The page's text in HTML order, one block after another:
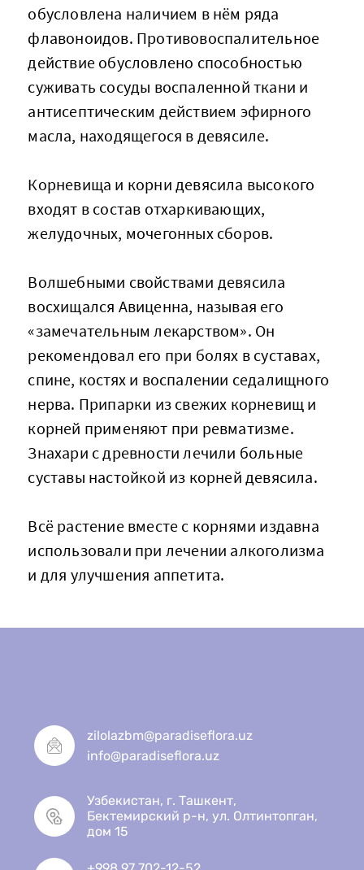
обусловлена наличием в нём ряда
флавоноидов. Противовоспалительное
действие обусловлено способностью
суживать сосуды воспаленной ткани и
антисептическим действием эфирного
масла, находящегося в девясиле.
Корневища и корни девясила высокого
входят в состав отхаркивающих,
желудочных, мочегонных сборов.
Волшебными свойствами девясила
восхищался Авиценна, называя его
«замечательным лекарством». Он
рекомендовал его при болях в суставах,
спине, костях и воспалении седалищного
нерва. Припарки из свежих корневищ и
корней применяют при ревматизме.
Знахари с древности лечили больные
суставы настойкой из корней девясила.
Всё растение вместе с корнями издавна
использовали при лечении алкоголизма
и для улучшения аппетита.
zilolazbm@paradiseflora.uz
info@paradiseflora.uz
Узбекистан, г. Ташкент,
Бектемирский р-н, ул. Олтинтопган,
дом 15